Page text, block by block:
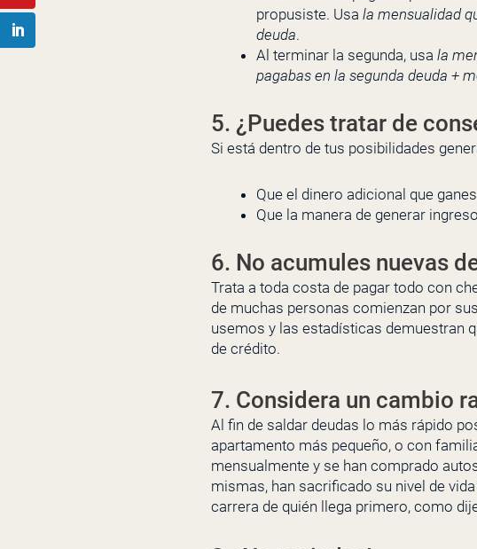
propusiste. Usa la mensualidad
deuda.
Al terminar la segunda, usa la
pagabas en la segunda deuda +
5. ¿Puedes tratar de
Si está dentro de tus posibilidades
Que el dinero adicional que
Que la manera de generar
6. No acumules nuevas
Trata a toda costa de pagar todo con
de muchas personas comienzan por
usemos y las estadísticas demuestran
de crédito.
7. Considera un cambio
Al fin de saldar deudas lo más rápido
apartamento más pequeño, o con
mensualmente y se han comprado
mismas, han sacrificado su nivel de
carrera de quién llega primero, como